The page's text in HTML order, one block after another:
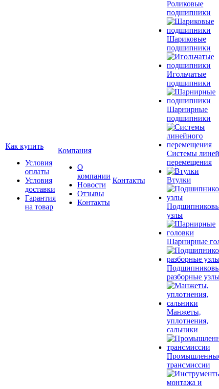
Как купить
Условия
оплаты
Условия
доставки
Гарантия
на товар
Компания
О
компании
Новости
Отзывы
Контакты
Контакты
Роликовые
подшипники
Шариковые
подшипники
Игольчатые
подшипники
Шарнирные
подшипники
Системы
перемещения
Втулки
узлы
Шарнирные
разборные
Манжеты,
уплотнения,
сальники
трансмиссии